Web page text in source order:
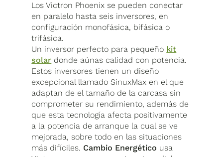
Los Victron Phoenix se pueden conectar
en paralelo hasta seis inversores, en
configuración monofásica, bifásica o
trifásica.
Un inversor perfecto para pequeño kit
solar donde aúnas calidad con potencia.
Estos inversores tienen un diseño
excepcional llamado SinuxMax en el que
adaptan de el tamaño de la carcasa sin
comprometer su rendimiento, además de
que esta tecnología afecta positivamente
a la potencia de arranque la cual se ve
mejorada, sobre todo en las situaciones
más difíciles. Cambio Energético usa